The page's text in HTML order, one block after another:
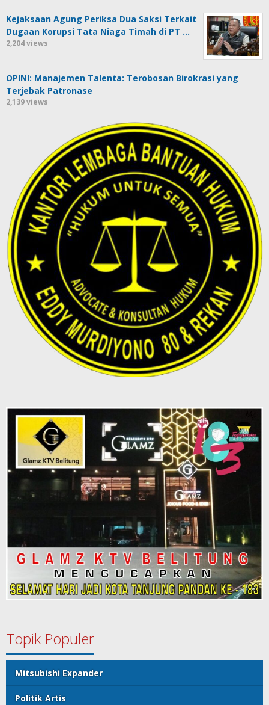
Kejaksaan Agung Periksa Dua Saksi Terkait
Dugaan Korupsi Tata Niaga Timah di PT …
2,204 views
OPINI: Manajemen Talenta: Terobosan Birokrasi yang
Terjebak Patronase
2,139 views
Topik Populer
Mitsubishi Expander
Politik Artis